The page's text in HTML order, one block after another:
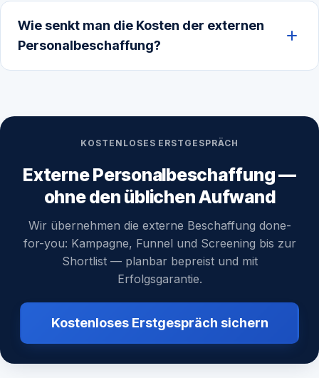
Wie senkt man die Kosten der externen
Personalbeschaffung?
KOSTENLOSES ERSTGESPRÄCH
Externe Personalbeschaffung —
ohne den üblichen Aufwand
Wir übernehmen die externe Beschaffung done-
for-you: Kampagne, Funnel und Screening bis zur
Shortlist — planbar bepreist und mit
Erfolgsgarantie.
Kostenloses Erstgespräch sichern